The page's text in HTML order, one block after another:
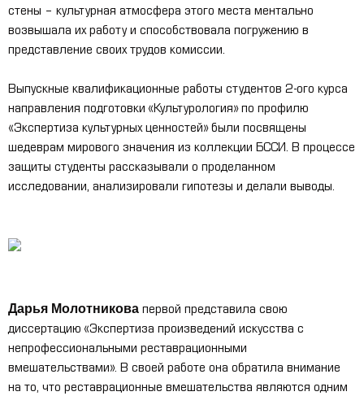
стены – культурная атмосфера этого места ментально
возвышала их работу и способствовала погружению в
представление своих трудов комиссии.
Выпускные квалификационные работы студентов 2-ого курса
направления подготовки «Культурология» по профилю
«Экспертиза культурных ценностей» были посвящены
шедеврам мирового значения из коллекции БССИ. В процессе
защиты студенты рассказывали о проделанном
исследовании, анализировали гипотезы и делали выводы.
Дарья Молотникова первой представила свою
диссертацию «Экспертиза произведений искусства с
непрофессиональными реставрационными
вмешательствами». В своей работе она обратила внимание
на то, что реставрационные вмешательства являются одним